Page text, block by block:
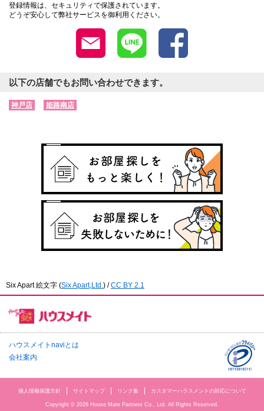
登録情報は、セキュリティで保護されています。
どうぞ安心して弊社サービスを御利用ください。
以下の店舗でもお問い合わせできます。
神戸店 姫路南店
Six Apart 絵文字 (Six Apart,Ltd. ) /CC BY 2.1
ハウスメイトnaviとは
会社案内
個人情報保護方針 サイトマップ リンク集 カスタマーハラスメントの対応について
Copyright © 2026 House Mate Partners Co., Ltd. All Rights Reserved.